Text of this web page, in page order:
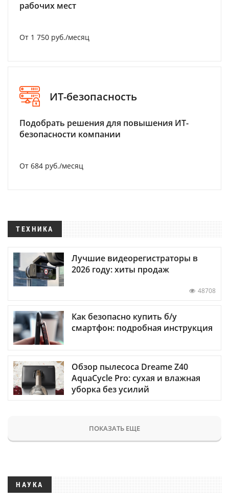
рабочих мест
От 1 750 руб./месяц
ИТ-безопасность
Подобрать решения для повышения ИТ-
безопасности компании
От 684 руб./месяц
ТЕХНИКА
Лучшие видеорегистраторы в
2026 году: хиты продаж
48708
Как безопасно купить б/у
смартфон: подробная инструкция
Обзор пылесоса Dreame Z40
AquaCycle Pro: сухая и влажная
уборка без усилий
ПОКАЗАТЬ ЕЩЕ
НАУКА